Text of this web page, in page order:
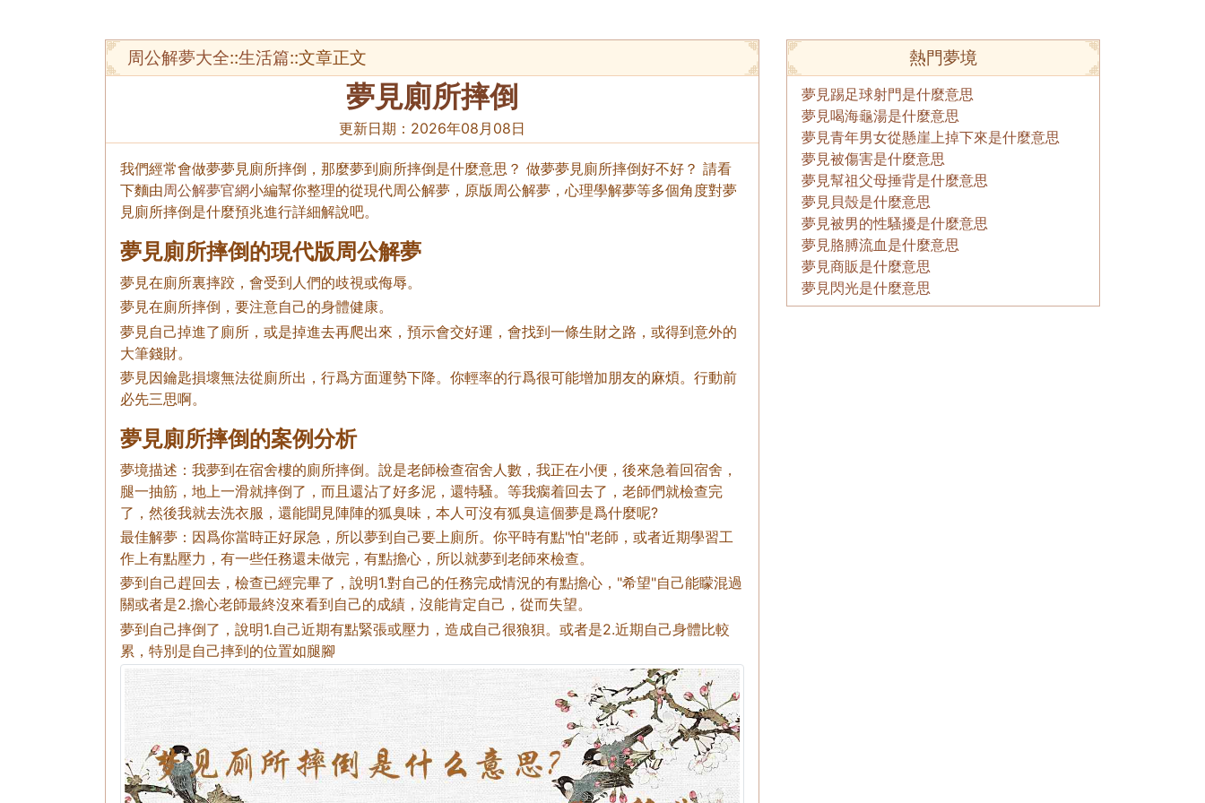
周公解夢大全::生活篇::文章正文
夢見廁所摔倒
更新日期： 2026年08月08日
我們經常會做夢夢見廁所摔倒，那麼夢到廁所摔倒是什麼意思？ 做夢夢見廁所摔倒好不好？ 請看
下麵由周公解夢官網小編幫你整理的從現代周公解夢，原版周公解夢，心理學解夢等多個角度對夢
見廁所摔倒是什麼預兆進行詳細解說吧。
夢見廁所摔倒的現代版周公解夢
夢見在廁所裏摔跤，會受到人們的歧視或侮辱。
夢見在廁所摔倒，要注意自己的身體健康。
夢見自己掉進了廁所，或是掉進去再爬出來，預示會交好運，會找到一條生財之路，或得到意外的
大筆錢財。
夢見因鑰匙損壞無法從廁所出，行爲方面運勢下降。你輕率的行爲很可能增加朋友的麻煩。行動前
必先三思啊。
夢見廁所摔倒的案例分析
夢境描述：我夢到在宿舍樓的廁所摔倒。說是老師檢查宿舍人數，我正在小便，後來急着回宿舍，
腿一抽筋，地上一滑就摔倒了，而且還沾了好多泥，還特騷。等我瘸着回去了，老師們就檢查完
了，然後我就去洗衣服，還能聞見陣陣的狐臭味，本人可沒有狐臭這個夢是爲什麼呢?
最佳解夢：因爲你當時正好尿急，所以夢到自己要上廁所。你平時有點"怕"老師，或者近期學習工
作上有點壓力，有一些任務還未做完，有點擔心，所以就夢到老師來檢查。
夢到自己趕回去，檢查已經完畢了，說明1.對自己的任務完成情況的有點擔心，"希望"自己能矇混過
關或者是2.擔心老師最終沒來看到自己的成績，沒能肯定自己，從而失望。
夢到自己摔倒了，說明1.自己近期有點緊張或壓力，造成自己很狼狽。或者是2.近期自己身體比較
累，特別是自己摔到的位置如腿腳
熱門夢境
夢見踢足球射門是什麼意思
夢見喝海龜湯是什麼意思
夢見青年男女從懸崖上掉下來是什麼意思
夢見被傷害是什麼意思
夢見幫祖父母捶背是什麼意思
夢見貝殼是什麼意思
夢見被男的性騷擾是什麼意思
夢見胳膊流血是什麼意思
夢見商販是什麼意思
夢見閃光是什麼意思